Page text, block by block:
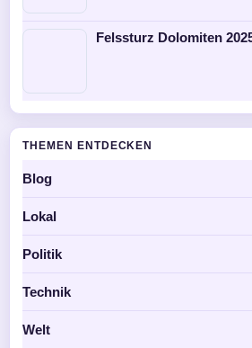
Felssturz Dolomiten
THEMEN ENTDECKEN
Blog
Lokal
Politik
Technik
Welt